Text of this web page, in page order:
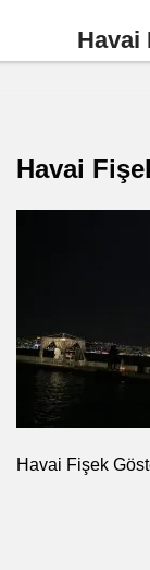
Havai
Havai
Havai Fişek